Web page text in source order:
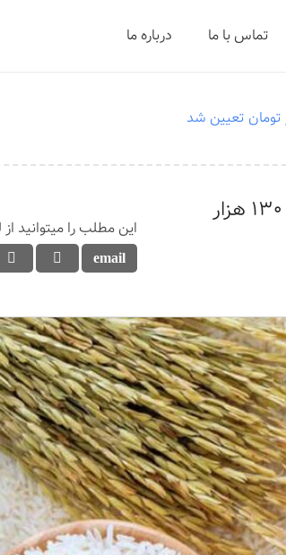
تماس با ما درباره ما
قیمت هر کیلو برنج داخلی ۱۳۰ هزار
این مطلب را میتوانید